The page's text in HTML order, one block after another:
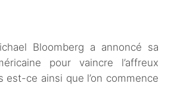
Bloomberg a annoncé sa
pour vaincre l’affreux
ce ainsi que l’on commence